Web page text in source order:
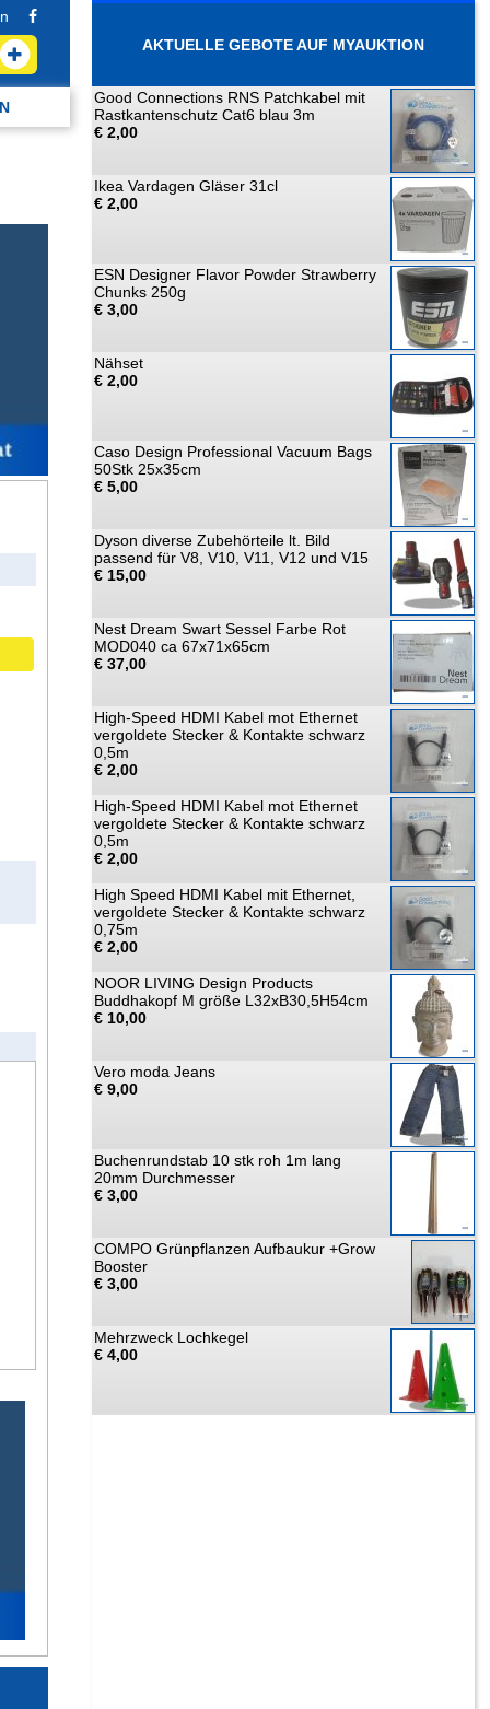
AKTUELLE GEBOTE AUF MYAUKTION
Good Connections RNS Patchkabel mit
Rastkantenschutz Cat6 blau 3m
€ 2,00
Ikea Vardagen Gläser 31cl
€ 2,00
ESN Designer Flavor Powder Strawberry
Chunks 250g
€ 3,00
Nähset
€ 2,00
Caso Design Professional Vacuum Bags
50Stk 25x35cm
€ 5,00
Dyson diverse Zubehörteile lt. Bild
passend für V8, V10, V11, V12 und V15
€ 15,00
Nest Dream Swart Sessel Farbe Rot
MOD040 ca 67x71x65cm
€ 37,00
High-Speed HDMI Kabel mot Ethernet
vergoldete Stecker & Kontakte schwarz
0,5m
€ 2,00
High-Speed HDMI Kabel mot Ethernet
vergoldete Stecker & Kontakte schwarz
0,5m
€ 2,00
High Speed HDMI Kabel mit Ethernet,
vergoldete Stecker & Kontakte schwarz
0,75m
€ 2,00
NOOR LIVING Design Products
Buddhakopf M größe L32xB30,5H54cm
€ 10,00
Vero moda Jeans
€ 9,00
Buchenrundstab 10 stk roh 1m lang
20mm Durchmesser
€ 3,00
COMPO Grünpflanzen Aufbaukur +Grow
Booster
€ 3,00
Mehrzweck Lochkegel
€ 4,00